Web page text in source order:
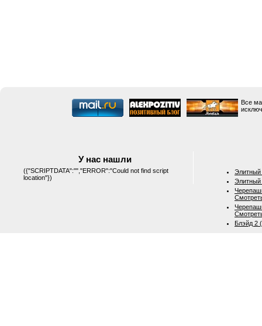
Все
У нас нашли
({"SCRIPTDATA":"","ERROR":"Could not find script
location"})
Элитный
Элитный
Блэйд 2